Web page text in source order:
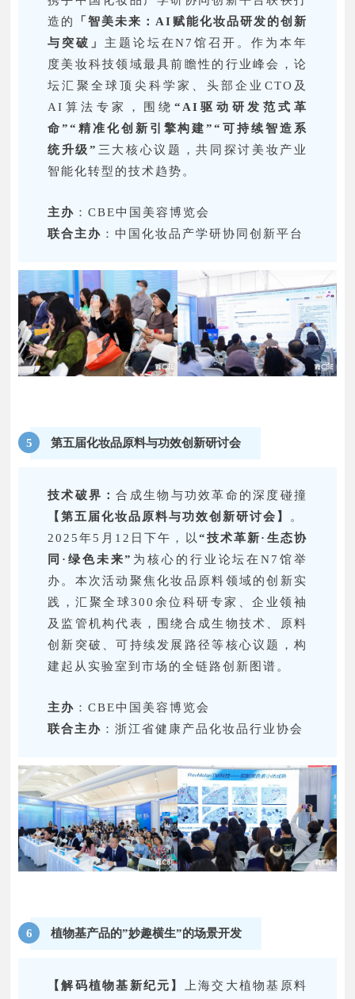
造的
「智美未来：AI赋能化妆品研发的创新
与突破」 主题论坛在N7馆召开。作为本年
度美妆科技领域最具前瞻性的行业峰会，论
坛汇聚全球顶尖科学家、头部企业CTO及
AI算法专家，围绕 “AI驱动研发范式革
命”“精准化创新引擎构建”“可持续智造系
统升级” 三大核心议题，共同探讨美妆产业
智能化转型的技术趋势。
主办 ：CBE中国美容博览会
联合主办 ：中国化妆品产学研协同创新平台
5 第五届化妆品原料与功效创新研讨会
技术破界：合成生物与功效革命的深度碰撞
【第五届化妆品原料与功效创新研讨会】
。
2025年5月12日下午，以 “技术革新·生态协
同·绿色未来” 为核心的行业论坛在N7馆举
办。本次活动聚焦化妆品原料领域的创新实
践，汇聚全球300余位科研专家、企业领袖
及监管机构代表，围绕合成生物技术、原料
创新突破、可持续发展路径等核心议题，构
建起从实验室到市场的全链路创新图谱。
主办 ：CBE中国美容博览会
联合主办 ：浙江省健康产品化妆品行业协会
6 植物基产品的”妙趣横生”的场景开发
【解码植物基新纪元】
上海交大植物基原料